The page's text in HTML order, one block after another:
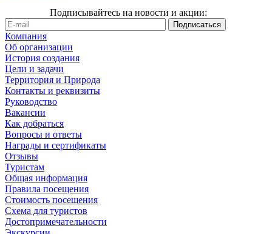
Подписывайтесь на новости и акции:
Компания
Об организации
История создания
Цели и задачи
Территория и Природа
Контакты и реквизиты
Руководство
Вакансии
Как добраться
Вопросы и ответы
Награды и сертификаты
Отзывы
Туристам
Общая информация
Правила посещения
Стоимость посещения
Схема для туристов
Достопримечательности